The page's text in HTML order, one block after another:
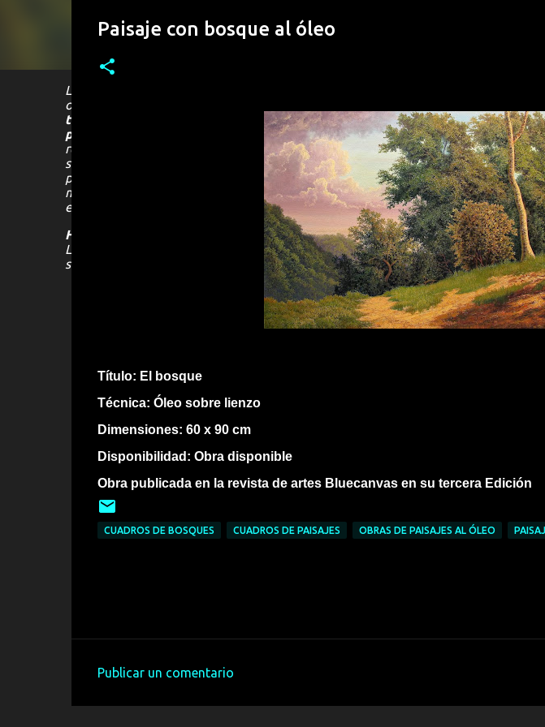
La
optado por el
típicos cubanos
y lugares muy representativos de Cuba como -El valle de
paisaje
más íntimo y personal, como es el caso delartista Hanoi Martínez León,
representativos de
, como la palma real y los mogotes, logra otorgarle un
su
a partir de una reinterpretación de diferentes entornos naturales para
plasmar en el
, una visión personal de la realidad, creando un entorno en
mezclándose entre sí, para dar como resultado unpaisajepor momentos
evocador, pero que sin dudas logra seducir al espectador.
Hanoi Martínez León
nació en Ciudad de la Habana,Cuba,ha participado en
Latinoamérica, Europa y los Estados Unidos, también ha participado en varias
sido publicada en diversos medios comorevistas digitales,publicaciones de
Paisaje con bosque al óleo
Título: El bosque
Técnica: Óleo sobre lienzo
Dimensiones: 60 x 90 cm
Disponibilidad: Obra disponible
Obra publicada en la revista de artes Bluecanvas en su tercera Edición
CUADROS DE BOSQUES CUADROS DE PAISAJES OBRAS DE PAISAJES AL ÓLEO
Publicar un comentario